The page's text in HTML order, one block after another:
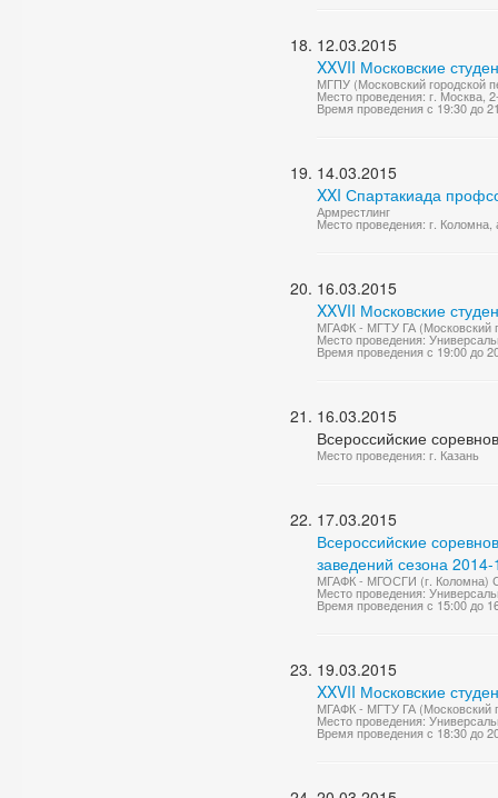
12.03.2015
XXVII Московские
МГПУ (Московский городской
Место проведения: г. Москва,
Время проведения с 19:30 до
14.03.2015
XXI Спартакиада
Армрестлинг
Место проведения: г.
16.03.2015
XXVII Московские
МГАФК - МГТУ ГА (Московский
Место проведения:
Время проведения с 19:00 до
16.03.2015
Всероссийские
Место проведения: г. Казань
17.03.2015
Всероссийские
заведений сезона
МГАФК - МГОСГИ (г. Коломна)
Место проведения:
Время проведения с 15:00 до
19.03.2015
XXVII Московские
МГАФК - МГТУ ГА (Московский
Место проведения:
Время проведения с 18:30 до